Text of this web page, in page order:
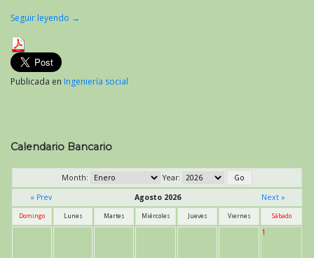
Seguir leyendo →
Publicada en Ingeniería social
Calendario Bancario
Month:
Year:
« Prev
Agosto 2026 Next »
Domingo Lunes Martes Miércoles Jueves Viernes Sábado
1